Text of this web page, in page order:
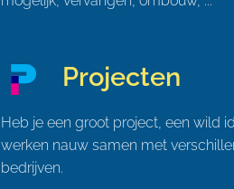
Projecten
Heb je een groot project, een wild
werken nauw samen met
bedrijven.